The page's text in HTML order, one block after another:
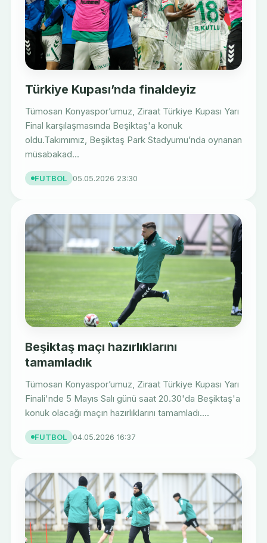
Türkiye Kupası’nda finaldeyiz
Tümosan Konyaspor’umuz, Ziraat Türkiye Kupası Yarı
Final karşılaşmasında Beşiktaş'a konuk
oldu.Takımımız, Beşiktaş Park Stadyumu’nda oynanan
müsabakad...
FUTBOL 05.05.2026 23:30
Beşiktaş maçı hazırlıklarını
tamamladık
Tümosan Konyaspor’umuz, Ziraat Türkiye Kupası Yarı
Finali'nde 5 Mayıs Salı günü saat 20.30'da Beşiktaş'a
konuk olacağı maçın hazırlıklarını tamamladı....
FUTBOL 04.05.2026 16:37